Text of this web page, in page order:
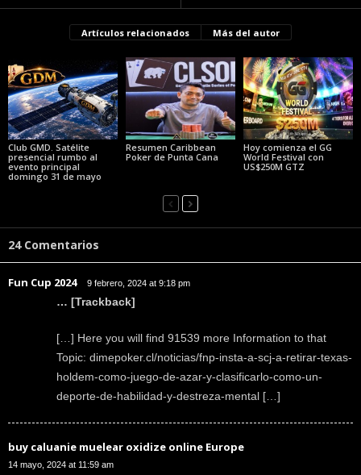
Artículos relacionados Más del autor
Club GMD. Satélite
presencial rumbo al
evento principal
domingo 31 de mayo
Resumen Caribbean
Poker de Punta Cana
Hoy comienza el GG
World Festival con
US$250M GTZ
24 Comentarios
Fun Cup 2024 9 febrero, 2024 at 9:18 pm
… [Trackback]
[…] Here you will find 91539 more Information to that
Topic: dimepoker.cl/noticias/fnp-insta-a-scj-a-retirar-texas-
holdem-como-juego-de-azar-y-clasificarlo-como-un-
deporte-de-habilidad-y-destreza-mental […]
buy caluanie muelear oxidize online Europe
14 mayo, 2024 at 11:59 am